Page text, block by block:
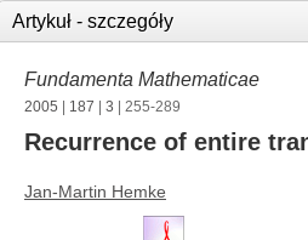
Artykuł - szczegóły
Fundamenta Mathematicae
2005 187 3 | 255-289
Recurrence of entire
Jan-Martin Hemke